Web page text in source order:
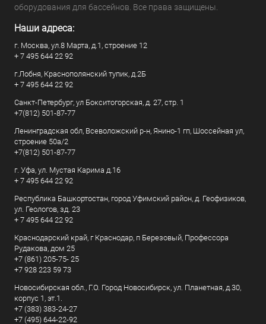
оборудования для бассейнов. Все права защищены.
Наши адреса:
г. Москва, ул.8 Марта, д.1, строение 12
+ 7 495 644 22 92
г.Лобня, Краснополянский тупик, д.2Б
+ 7 495 644 22 92
Санкт-Петербург, ул Бокситогорская, д. 27, стр. 1
+7(812) 501-87-77
Ленинградская обл, Всеволожский р-н, Янино-1 гп, Шоссейная ул,
строение 50а/2
+7(812) 501-87-77
г. Уфа, ул. Мустая Карима д.16
+ 7 495 644 22 92
Республика Башкортостан, город Уфимский район, д. Геофизиков,
ул. Геологов, зд. 23
+ 7 495 644 22 92
Краснодарский край, г Краснодар, п Березовый, Профессора
Рудакова, дом 25
+7 (861) 205-75- 25
+7 928 223 59 73
Новосибирская обл., Г.О. Город Новосибирск, ул. Планетная, д.30,
корпус 1, эт.1.
+7 (383) 383-24-27
+7 (495) 644-22-92